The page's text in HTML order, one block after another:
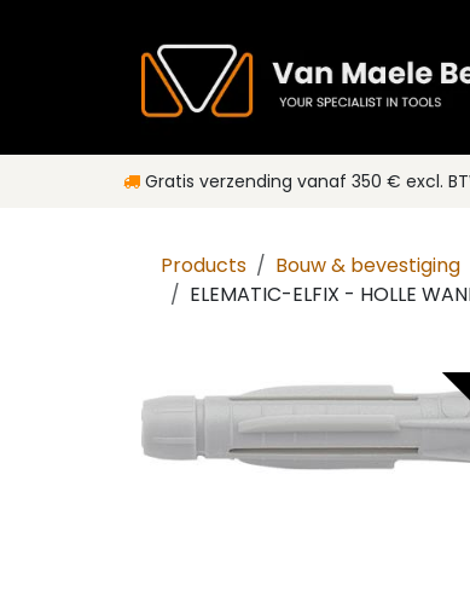
Gratis verzending vanaf 350 € excl.
Products Bouw & bevestiging
ELEMATIC-ELFIX - HOLLE